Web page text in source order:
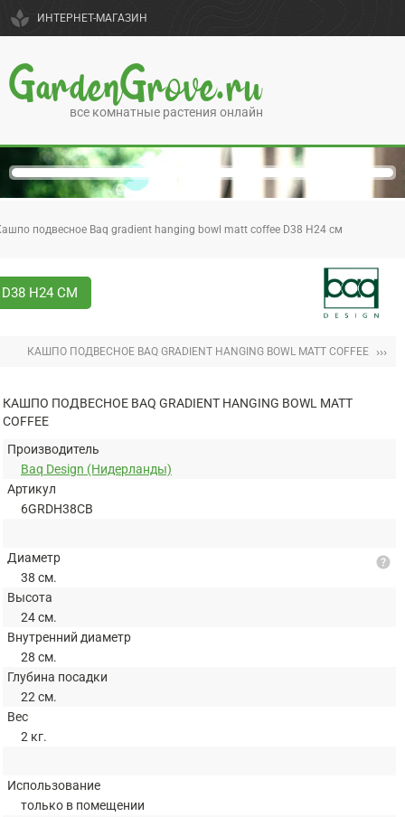
spa ИНТЕРНЕТ-МАГАЗИН
GardenGrove.ru
все комнатные растения онлайн
подвесное Baq gradient hanging bowl matt coffee D38 H24 см
H24 СМ
КАШПО ПОДВЕСНОЕ BAQ GRADIENT HANGING BOWL MATT COFFEE ›››
КАШПО ПОДВЕСНОЕ BAQ GRADIENT HANGING BOWL MATT
COFFEE
Производитель
Baq Design (Нидерланды)
Артикул
6GRDH38CB
Диаметр
38 см.
Высота
24 см.
Внутренний диаметр
28 см.
Глубина посадки
22 см.
Вес
2 кг.
help
Использование
только в помещении